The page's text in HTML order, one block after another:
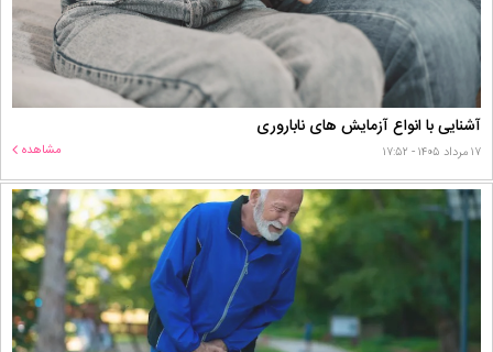
آشنایی با انواع آزمایش های ناباروری
۱۷ مرداد ۱۴۰۵ - ۱۷:۵۲ مشاهده